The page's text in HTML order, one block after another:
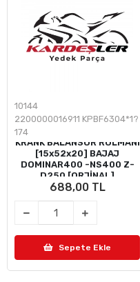
10144
2200000016911 KPBF6304*1?
174
KRANK BALANSÖR RULMANI
[15x52x20] BAJAJ
DOMINAR400 -NS400 Z-
D250 [ORJİNAL]
688,00 TL
Sepete Ekle